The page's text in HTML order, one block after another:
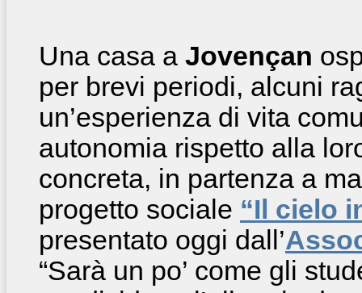
Una casa a Jovençan
per brevi periodi, alcuni
un’esperienza di vita
autonomia rispetto alla
concreta, in partenza a
progetto sociale “Il cielo
presentato oggi dall’
“Sarà un po’ come gli